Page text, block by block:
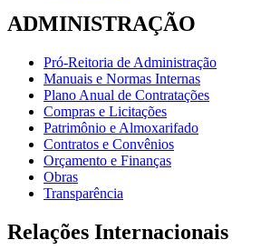
ADMINISTRAÇÃO
Pró-Reitoria de Administração
Manuais e Normas Internas
Plano Anual de Contratações
Compras e Licitações
Patrimônio e Almoxarifado
Contratos e Convênios
Orçamento e Finanças
Obras
Transparência
Relações Internacionais